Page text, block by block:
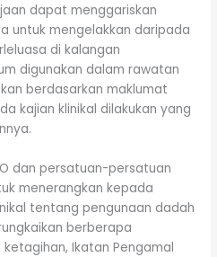
dapat menggariskan
untuk mengelakkan daripada
di kalangan
digunakan dalam rawatan
berdasarkan maklumat
kajian klinikal dilakukan yang
dan persatuan-persatuan
menerangkan kepada
tentang pengunaan dadah
berberapa
Ikatan Pengamal